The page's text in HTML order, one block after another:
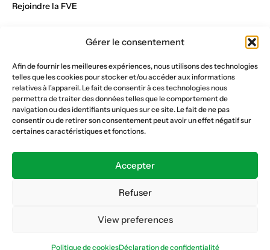
Gérer le consentement
Afin de fournir les meilleures expériences, nous utilisons des technologies
telles que les cookies pour stocker et/ou accéder aux informations
relatives à l'appareil. Le fait de consentir à ces technologies nous
permettra de traiter des données telles que le comportement de
navigation ou des identifiants uniques sur ce site. Le fait de ne pas
consentir ou de retirer son consentement peut avoir un effet négatif sur
certaines caractéristiques et fonctions.
Accepter
Refuser
View preferences
Politique de cookiesDéclaration de confidentialité
Rejoindre la FVE
Maçonnerie et génie civil
Parqueterie et sols
Menuiserie et bois
Plâtrerie et peinture
Nous suivre
Formation continue
Caisse AVS 66.1